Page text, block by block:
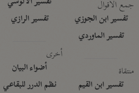
جمع الأقوال
تفسير ابن الجوزي
تفسير الماوردي
منتقاة
تفسير ابن القيم
تفسير الرازي
أخرى
أضواء البيان
نظم الدرر للبقاعي